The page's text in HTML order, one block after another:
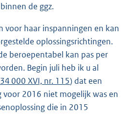
de ggz.
voor haar inspanningen en kan
oplossingsrichtingen.
beroepentabel kan pas per
Begin juli heb ik u al
34 000 XVI, nr. 115) dat een
voor 2016 niet mogelijk was en
die in 2015